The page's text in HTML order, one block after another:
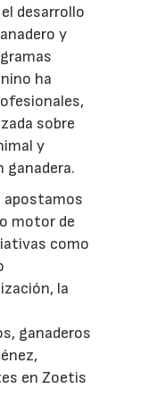
desarrollo
y
ha
sobre
y
ganadera.
apostamos
motor de
como
la
ganaderos
en Zoetis